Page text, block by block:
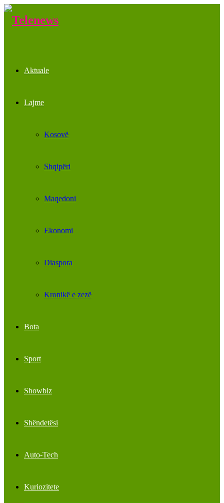
Aktuale
Lajme
Kosovë
Shqipëri
Maqedoni
Ekonomi
Diaspora
Kronikë e zezë
Bota
Sport
Showbiz
Shëndetësi
Auto-Tech
Kuriozitete